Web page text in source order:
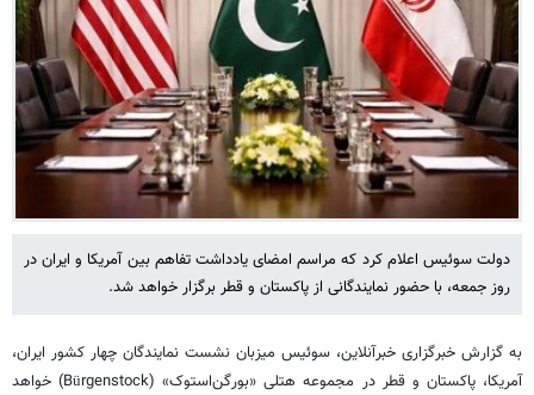
دولت سوئیس اعلام کرد که مراسم امضای یادداشت تفاهم بین آمریکا و ایران در
روز جمعه، با حضور نمایندگانی از پاکستان و قطر برگزار خواهد شد.
به گزارش خبرگزاری خبرآنلاین، سوئیس میزبان نشست نمایندگان چهار کشور ایران،
آمریکا، پاکستان و قطر در مجموعه هتلی «بورگن‌استوک» (Bürgenstock) خواهد